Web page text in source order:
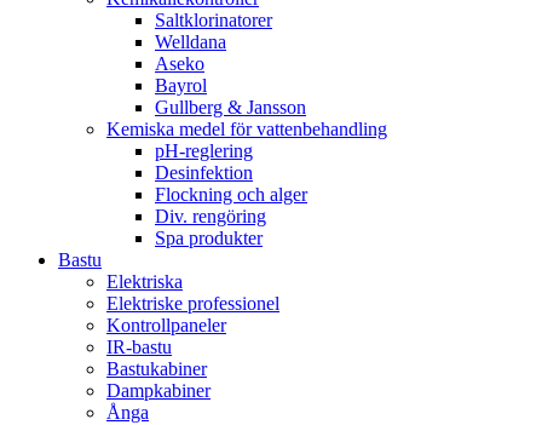
Saltklorinatorer
Welldana
Aseko
Bayrol
Gullberg & Jansson
Kemiska medel för vattenbehandling
pH-reglering
Desinfektion
Flockning och alger
Div. rengöring
Spa produkter
Bastu
Elektriska
Elektriske professionel
Kontrollpaneler
IR-bastu
Bastukabiner
Dampkabiner
Ånga